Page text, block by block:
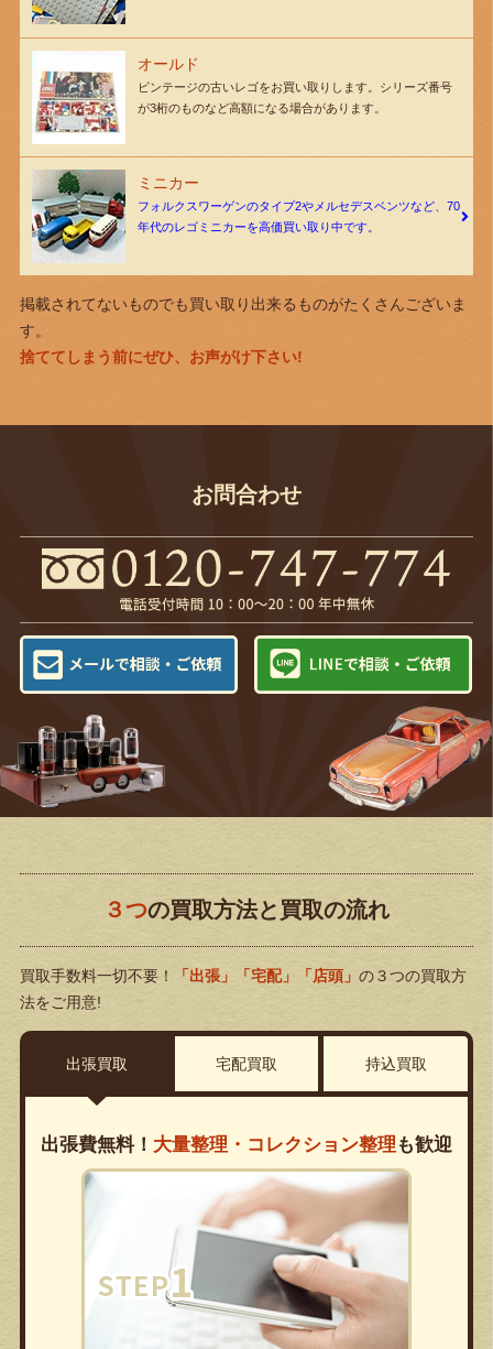
オールド
ビンテージの古いレゴをお買い取りします。シリーズ番号
が3桁のものなど高額になる場合があります。
ミニカー
フォルクスワーゲンのタイプ2やメルセデスベンツなど、70
年代のレゴミニカーを高価買い取り中です。
掲載されてないものでも買い取り出来るものがたくさんございま
す。
捨ててしまう前にぜひ、お声がけ下さい!
お問合わせ
３つの買取方法と買取の流れ
買取手数料一切不要！ 「出張」「宅配」「店頭」 の３つの買取方
法をご用意!
出張買取 宅配買取 持込買取
出張費無料！ 大量整理・コレクション整理 も歓迎